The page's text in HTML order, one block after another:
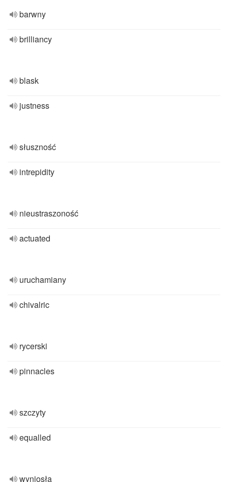
barwny
brilliancy
blask
justness
słuszność
intrepidity
nieustraszoność
actuated
uruchamiany
chivalric
rycerski
pinnacles
szczyty
equalled
wyniosła